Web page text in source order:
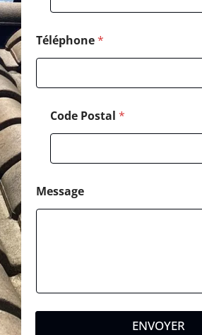
Téléphone*
Code Postal *
Message
ENVOYER